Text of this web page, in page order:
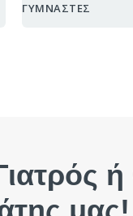
ΓΥΜΝΑΣΤΕΣ